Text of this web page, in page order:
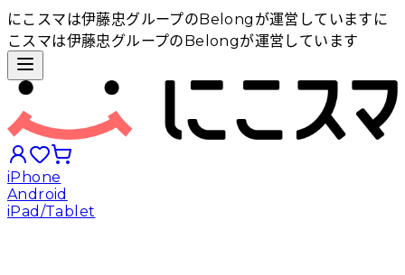
にこスマは伊藤忠グループのBelongが運営しています に
こスマは伊藤忠グループのBelongが運営しています
iPhone
Android
iPad/Tablet